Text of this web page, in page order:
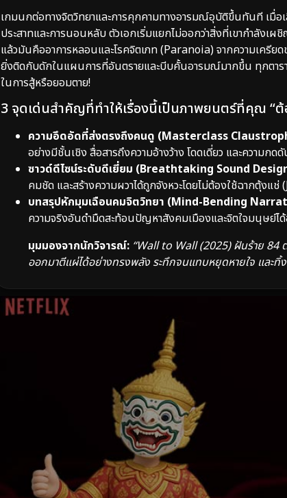
เกมนกต่อทางจิตวิทยาและการคุกคามทางอารมณ์อุบัติขึ้นทันที เมื่อ
ประสาทและการนอนหลับ ตัวเอกเริ่มแยกไม่ออกว่าสิ่งที่เขากำลัง
แล้วมันคืออาการหลอนและโรคจิตเภท (Paranoia) จากความเครีย
ยิ่งติดกับดักในแผนการที่อันตรายและบีบคั้นอารมณ์มากขึ้น ทุกตา
ในการสู้หรือยอมตาย!
3 จุดเด่นสำคัญที่ทำให้เรื่องนี้เป็นภาพยนตร์ที่คุณ “ต้
ความอึดอัดที่ส่งตรงถึงคนดู (Masterclass
อย่างมีชั้นเชิง สื่อสารถึงความอ้างว้าง โดดเดี่ยว และความก
ซาวด์ดีไซน์ระดับดีเยี่ยม (Breathtaking Sound
คมชัด และสร้างความผวาได้ถูกจังหวะโดยไม่ต้องใช้ฉากตุ้งแช่
บทสรุปหักมุมเฉือนคมจิตวิทยา (Mind-Bending
ความจริงอันดำมืดสะท้อนปัญหาสังคมเมืองและจิตใจมนุษย์ไ
มุมมองจากนักวิจารณ์: “Wall to Wall (2025) ฝันร้าย
ออกมาตีแผ่ได้อย่างทรงพลัง ระทึกจนแทบหยุดหายใจ และ